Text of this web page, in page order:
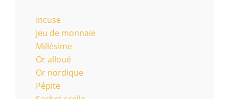
Incuse
Jeu de monnaie
Millésime
Or alloué
Or nordique
Pépite